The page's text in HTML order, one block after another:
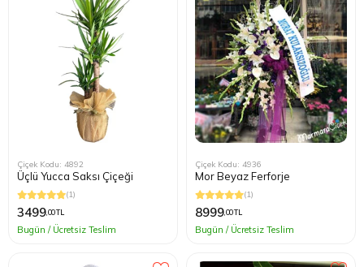
Çiçek Kodu: 4892
Üçlü Yucca Saksı Çiçeği
(1)
3499,00 TL
Bugün / Ücretsiz Teslim
Çiçek Kodu: 4936
Mor Beyaz Ferforje
(1)
8999,00 TL
Bugün / Ücretsiz Teslim